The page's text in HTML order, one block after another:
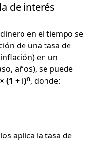
de interés
en el tiempo se
de una tasa de
en un
años), se puede
(1 + i)n, donde:
aplica la tasa de